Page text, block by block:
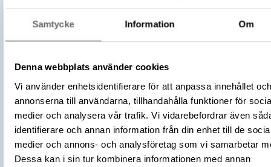
Samtycke Information Om
Denna webbplats använder cookies
Vi använder enhetsidentifierare för att anpassa innehållet och
annonserna till användarna, tillhandahålla funktioner för
medier och analysera vår trafik. Vi vidarebefordrar även
identifierare och annan information från din enhet till de
medier och annons- och analysföretag som vi samarbetar
Dessa kan i sin tur kombinera informationen med annan
Material Järn
Antal
Antal fragment
4
Tidsperiod
Föremålsnummer
107872_HST
Andra nummer
Undernummer: 511
Historisk plats
Birka, Adelsö socken
Förvärvsnummer
5208